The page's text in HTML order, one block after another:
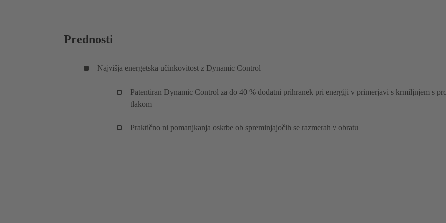
Prednosti
Najvišja energetska učinkovitost z Dynamic Control
Patentiran Dynamic Control za do 40 % dodatni prihranek pri energiji v primerjavi s krmiljnjem s
tlakom
Praktično ni pomanjkanja oskrbe ob spreminjajočih se razmerah v obratu